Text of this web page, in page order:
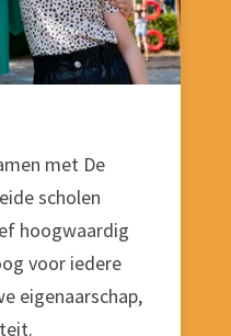
met De
scholen
hoogwaardig
voor iedere
eigenaarschap,